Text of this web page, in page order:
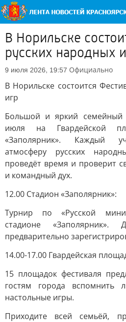
В Норильске
русских народных
9 июля 2026, 19:57 Официально
В Норильске состоится
игр
Большой и яркий семейный
июля на Гвардейской
«Заполярник». Каждый
атмосферу русских
проведёт время и проверит
и командный дух.
12.00 Стадион «Заполярник»:
Турнир по «Русской
стадионе
предварительно
14.00-17.00 Гвардейская
15 площадок фестиваля
гостям города вспомнить
настольные игры.
Приходите всей семьёй,